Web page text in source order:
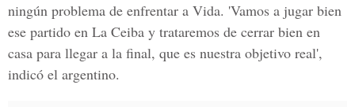
ningún problema de enfrentar a Vida. 'Vamos a jugar bien
ese partido en La Ceiba y trataremos de cerrar bien en
casa para llegar a la final, que es nuestra objetivo real',
indicó el argentino.